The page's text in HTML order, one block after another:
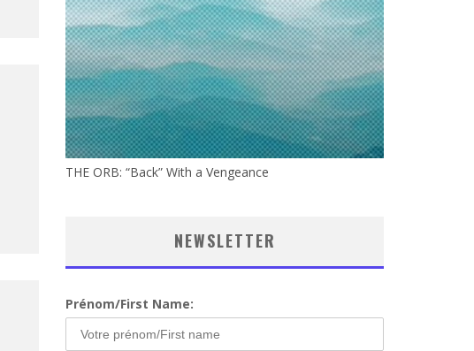
THE ORB: “Back” With a Vengeance
NEWSLETTER
Prénom/First Name: